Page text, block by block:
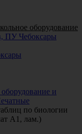
оборудование
и
по биологии
А1, лам.)